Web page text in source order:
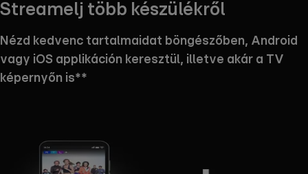
Streamelj több készülékről
Nézd kedvenc tartalmaidat böngészőben, Android
vagy iOS applikáción keresztül, illetve akár a TV
képernyőn is**